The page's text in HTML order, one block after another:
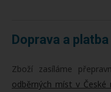
Doprava a platba
Zboží zasíláme
odběrných míst v České